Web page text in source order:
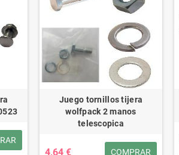
Juego tornillos tijera
wolfpack 2 manos
telescopica
4,64 € COMPRAR